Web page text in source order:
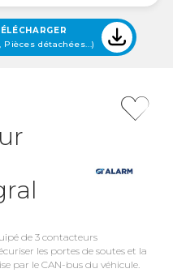
détachées...)
de 3 contacteurs
les portes de soutes et la
par le CAN-bus du véhicule.